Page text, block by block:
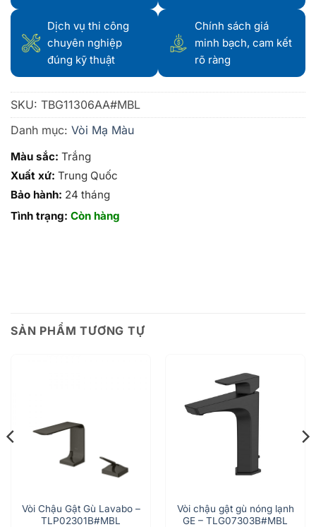
Dịch vụ thi công
chuyên nghiệp
đúng kỹ thuật
Chính sách giá
minh bạch, cam kết
rõ ràng
SKU: TBG11306AA#MBL
Danh mục: Vòi Mạ Màu
Màu sắc: Trắng
Xuất xứ: Trung Quốc
Bảo hành: 24 tháng
Tình trạng: Còn hàng
SẢN PHẨM TƯƠNG TỰ
Vòi Chậu Gật Gù Lavabo –
TLP02301B#MBL
Vòi chậu gật gù nóng lạnh
GE – TLG07303B#MBL